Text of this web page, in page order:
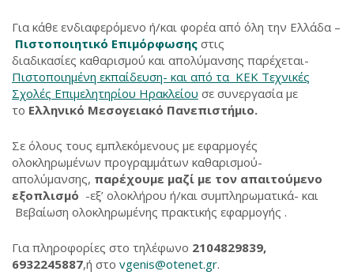
Για κάθε ενδιαφερόμενο ή/και φορέα από όλη την Ελλάδα –
Πιστοποιητικό Επιμόρφωσης στις
διαδικασίες καθαρισμού και απολύμανσης παρέχεται-
Πιστοποιημένη εκπαίδευση- και από τα ΚΕΚ Τεχνικές
Σχολές Επιμελητηρίου Ηρακλείου σε συνεργασία με
το Ελληνικό Μεσογειακό Πανεπιστήμιο.
Σε όλους τους εμπλεκόμενους με εφαρμογές
ολοκληρωμένων προγραμμάτων καθαρισμού-
απολύμανσης, παρέχουμε μαζί με τον απαιτούμενο
εξοπλισμό -εξ’ ολοκλήρου ή/και συμπληρωματικά- και
Βεβαίωση ολοκληρωμένης πρακτικής εφαρμογής .
Για πληροφορίες στο τηλέφωνο 2104829839,
6932245887,ή στο vgenis@otenet.gr.